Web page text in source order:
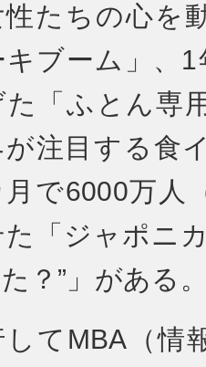
性たちの心を
ブーム」、
た「ふとん専
注目する食
で6000万人
「ジャポニ
？”」がある
てMBA（情